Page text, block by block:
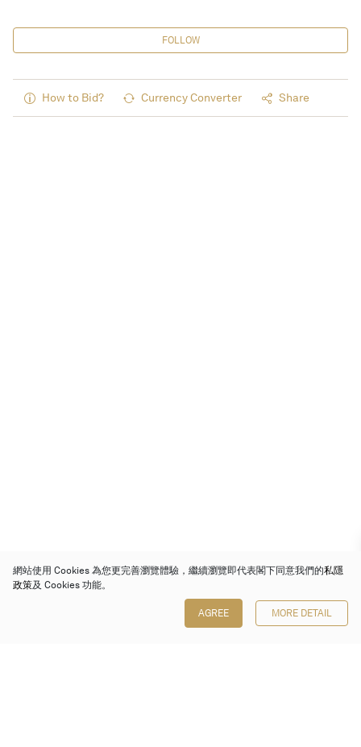
FOLLOW
How to Bid? Currency Converter Share
網站使用 Cookies 為您更完善瀏覽體驗，繼續瀏覽即代表閣下同意我們的私隱
政策及 Cookies 功能。
AGREE MORE DETAIL